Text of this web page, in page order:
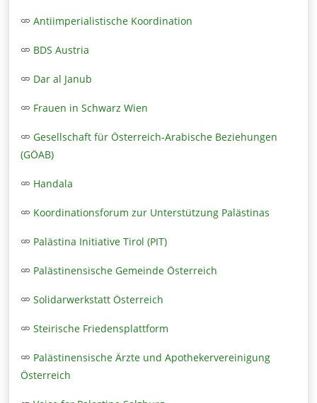
Antiimperialistische Koordination
BDS Austria
Dar al Janub
Frauen in Schwarz Wien
Gesellschaft für Österreich-Arabische Beziehungen
(GÖAB)
Handala
Koordinationsforum zur Unterstützung Palästinas
Palästina Initiative Tirol (PIT)
Palästinensische Gemeinde Österreich
Solidarwerkstatt Österreich
Steirische Friedensplattform
Palästinensische Ärzte und Apothekervereinigung
Österreich